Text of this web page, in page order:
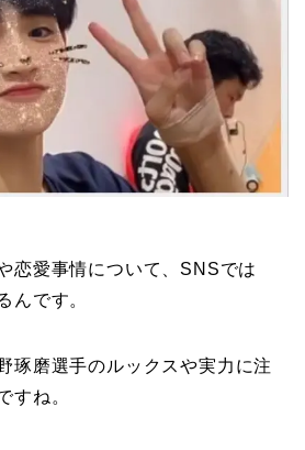
恋愛事情について、SNSでは
んです。
琢磨選手のルックスや実力に注
すね。